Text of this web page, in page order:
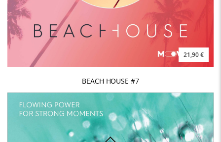
21,90 €
BEACH HOUSE #7